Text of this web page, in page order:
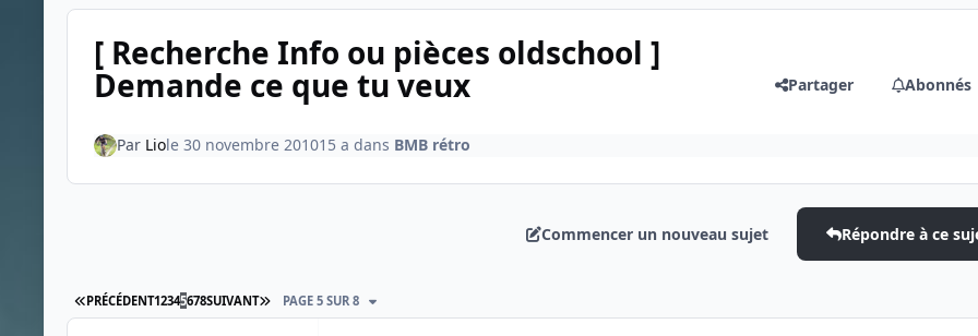
[ Recherche Info ou pièces oldschool ]
Demande ce que tu veux Partager Abonnés
Par Liole 30 novembre 201015 a dans BMB rétro
Commencer un nouveau sujet Répondre à ce
PREMIÈRE PAGE
PRÉCÉDENT12345678SUIVANT DERNIÈRE PAGE
PAGE 5 SUR 8